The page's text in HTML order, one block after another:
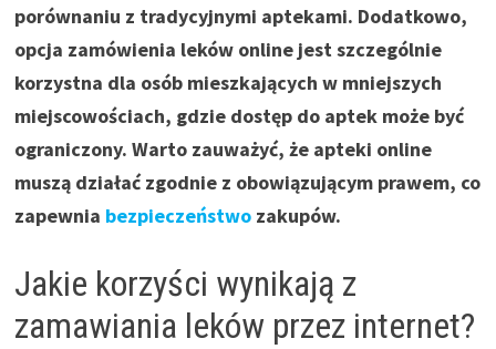
porównaniu z tradycyjnymi aptekami. Dodatkowo,
opcja zamówienia leków online jest szczególnie
korzystna dla osób mieszkających w mniejszych
miejscowościach, gdzie dostęp do aptek może być
ograniczony. Warto zauważyć, że apteki online
muszą działać zgodnie z obowiązującym prawem, co
zapewnia bezpieczeństwozakupów.
Jakie korzyści wynikają z
zamawiania leków przez internet?